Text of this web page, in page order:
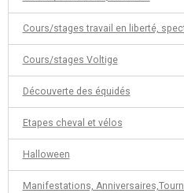
Cours/stages travail en liberté,
Cours/stages Voltige
Découverte des équidés
Etapes cheval et vélos
Halloween
Manifestations,